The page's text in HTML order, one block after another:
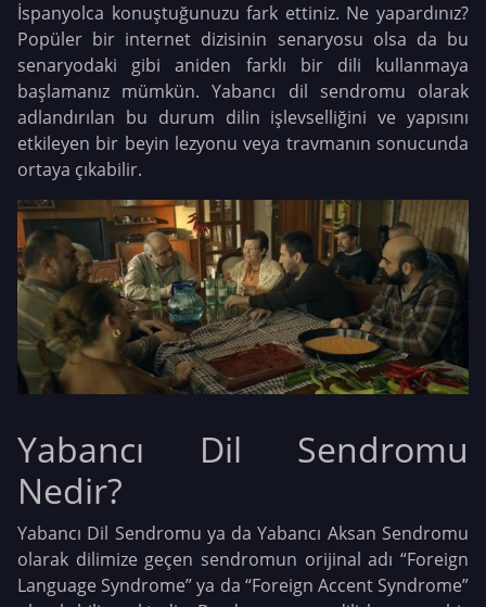
İspanyolca konuştuğunuzu fark ettiniz. Ne yapardınız?
Popüler bir internet dizisinin senaryosu olsa da bu
senaryodaki gibi aniden farklı bir dili kullanmaya
başlamanız mümkün. Yabancı dil sendromu olarak
adlandırılan bu durum dilin işlevselliğini ve yapısını
etkileyen bir beyin lezyonu veya travmanın sonucunda
ortaya çıkabilir.
Yabancı Dil Sendromu
Nedir?
Yabancı Dil Sendromu ya da Yabancı Aksan Sendromu
olarak dilimize geçen sendromun orijinal adı “Foreign
Language Syndrome” ya da “Foreign Accent Syndrome”